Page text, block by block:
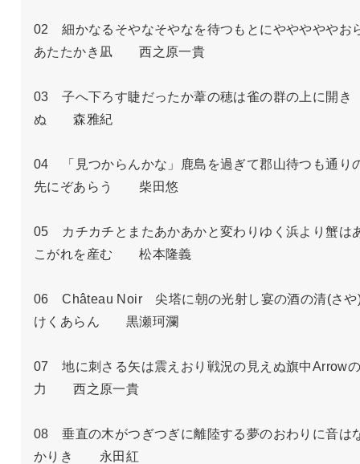
02　細かなるそやなそやなを待つもとにやややややお
あたたかき凪　　西之原一貴
03　子へ下ろす睫だったか葦の穂は雀の群の上に開き
ぬ　　森雅紀
04　「見つからんかな」鹿島を過ぎて郡山待つも通り
先にぞあらう　　柴田悠
05　カチカチとまたあかあかと変わりゆく浜より蟹は
こがれを産む　　松本隆義
06　Château Noir　尖塔に朝の光射し宴の酒の清(さや
けくあらん　　黒瀬珂瀾
07　地に刺さる矢は震えおり戦況の見えぬ旗中Arrow
力　　西之原一貴
08　垂直の木がつぎつぎに離陸する夢のおわりに音は
かりき　　永田紅